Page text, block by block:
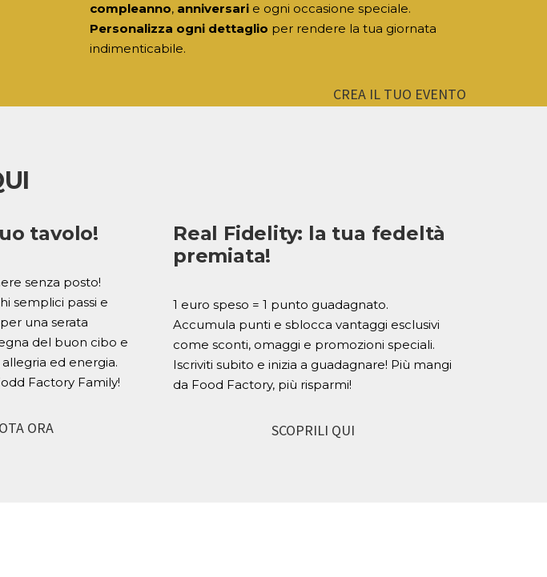
compleanno, anniversarie ogni occasione speciale.
Personalizza ogni dettaglio per rendere la tua giornata
indimenticabile.
CREA IL TUO EVENTO
tavolo!
senza posto!
semplici passi e
una serata
del buon cibo e
ed energia.
Factory Family!
ORA
Real Fidelity: la tua fedeltà
premiata!
1 euro speso = 1 punto guadagnato.
Accumula punti e sblocca vantaggi esclusivi
come sconti, omaggi e promozioni speciali.
Iscriviti subito e inizia a guadagnare! Più mangi
da Food Factory, più risparmi!
SCOPRILI QUI